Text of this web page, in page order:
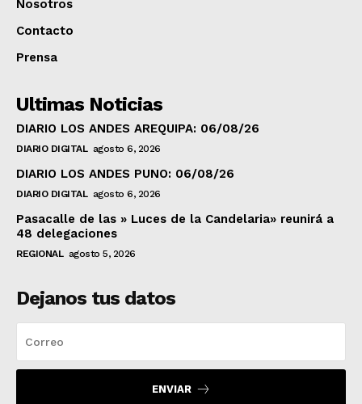
Nosotros
Contacto
Prensa
Ultimas Noticias
DIARIO LOS ANDES AREQUIPA: 06/08/26
DIARIO DIGITAL agosto 6, 2026
DIARIO LOS ANDES PUNO: 06/08/26
DIARIO DIGITAL agosto 6, 2026
Pasacalle de las » Luces de la Candelaria» reunirá a
48 delegaciones
REGIONAL agosto 5, 2026
Dejanos tus datos
ENVIAR